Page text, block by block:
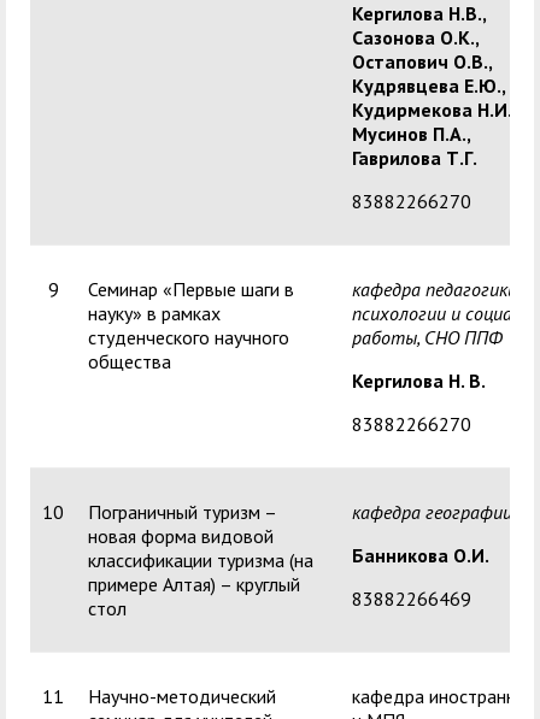
Кергилова Н.В.,
Сазонова О.К.,
Остапович О.В.,
Кудрявцева Е.Ю.,
Кудирмекова Н.И.,
Мусинов П.А.,
Гаврилова Т.Г.
83882266270
9
Семинар «Первые шаги в
науку» в рамках
студенческого научного
общества
кафедра педагогики,
психологии и
работы, СНО ППФ
Кергилова Н. В.
83882266270
10
Пограничный туризм –
новая форма видовой
классификации туризма (на
примере Алтая) – круглый
стол
кафедра географии
Банникова О.И.
83882266469
11
Научно-методический
кафедра